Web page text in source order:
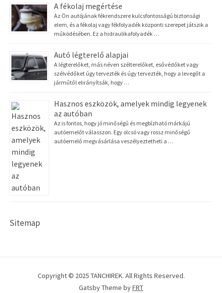
A fékolaj megértése
Az Ön autójának fékrendszere kulcsfontosságú biztonsági
elem, és a fékolaj vagy fékfolyadék központi szerepet játszik a
működésében. Ez a hidraulikafolyadék …
Autó légterelő alapjai
A légterelőket, más néven szélterelőket, esővédőket vagy
szélvédőket úgy tervezték és úgy tervezték, hogy a levegőt a
járműtől elirányítsák, hogy …
Hasznos eszközök, amelyek mindig legyenek
az autóban
Az is fontos, hogy jó minőségű és megbízható márkájú
autóemelőt válasszon. Egy olcsó vagy rossz minőségű
autóemelő megvásárlása veszélyeztetheti a …
Sitemap
Copyright © 2025 TANCHIREK. All Rights Reserved.
Gatsby Theme byFRT